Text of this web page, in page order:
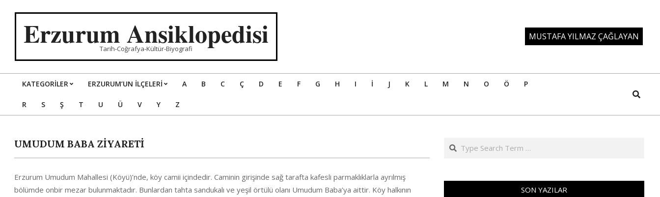
Erzurum Ansiklopedisi
Tarih-Coğrafya-Kültür-Biyografi
MUSTAFA YILMAZ ÇAĞLAYAN
Primary
Navigation
KATEGORILER ERZURUM’UN İLÇELERİ A B C Ç D E F G H I İ J K L M N O Ö P
R S Ş T U Ü V Y Z
Search
UMUDUM BABA ZİYARETİ
Erzurum Umudum Mahallesi (Köyü)’nde, köy camii içindedir. Caminin girişinde sağ tarafta kafesli parmaklıklarla ayrılmış
bölümde onbir mezar bulunmaktadır. Bunlardan tahta sandukalı ve yeşil örtülü olanı Umudum Baba’ya aittir. Köy halkının
Search
SON YAZILAR